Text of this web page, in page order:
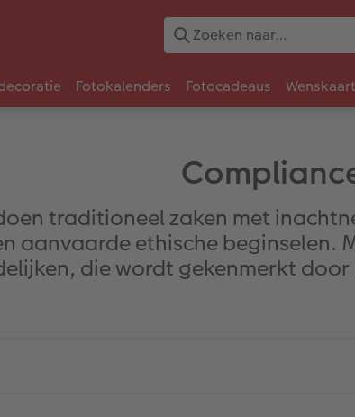
Fotokalenders Fotocadeaus
traditioneel zaken met
aanvaarde ethische beginselen.
die wordt gekenmerkt